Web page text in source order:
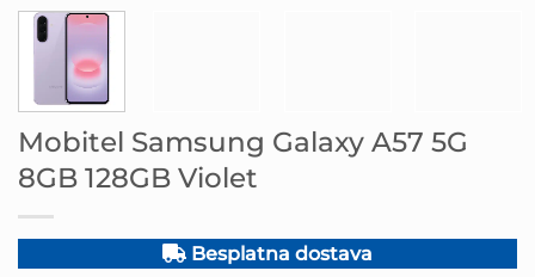
Mobitel Samsung Galaxy A57 5G
8GB 128GB Violet
Besplatna dostava